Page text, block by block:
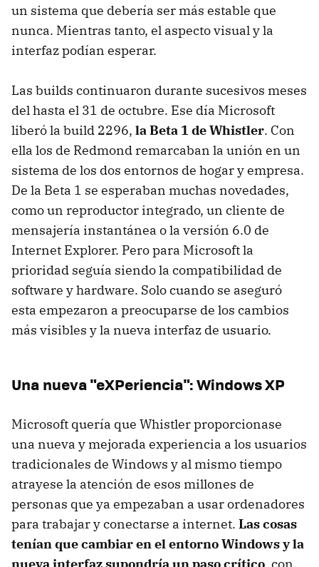
un sistema que debería ser más estable que
nunca. Mientras tanto, el aspecto visual y la
interfaz podían esperar.
Las builds continuaron durante sucesivos meses
del hasta el 31 de octubre. Ese día Microsoft
liberó la build 2296, la Beta 1 de Whistler. Con
ella los de Redmond remarcaban la unión en un
sistema de los dos entornos de hogar y empresa.
De la Beta 1 se esperaban muchas novedades,
como un reproductor integrado, un cliente de
mensajería instantánea o la versión 6.0 de
Internet Explorer. Pero para Microsoft la
prioridad seguía siendo la compatibilidad de
software y hardware. Solo cuando se aseguró
esta empezaron a preocuparse de los cambios
más visibles y la nueva interfaz de usuario.
Una nueva "eXPeriencia": Windows XP
Microsoft quería que Whistler proporcionase
una nueva y mejorada experiencia a los usuarios
tradicionales de Windows y al mismo tiempo
atrayese la atención de esos millones de
personas que ya empezaban a usar ordenadores
para trabajar y conectarse a internet. Las cosas
tenían que cambiar en el entorno Windows y la